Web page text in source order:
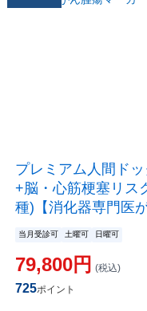
プレミアム人間ド
+脳・心筋梗塞リス
種)【消化器専門医が
当月受診可 土曜可 日曜可
79,800円 (税込)
725ポイント